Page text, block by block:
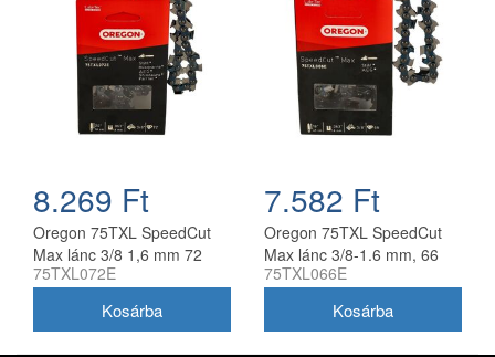
8.269 Ft
Oregon 75TXL SpeedCut
Max lánc 3/8 1,6 mm 72
szem
75TXL072E
7.582 Ft
Oregon 75TXL SpeedCut
Max lánc 3/8-1.6 mm, 66
szem
75TXL066E